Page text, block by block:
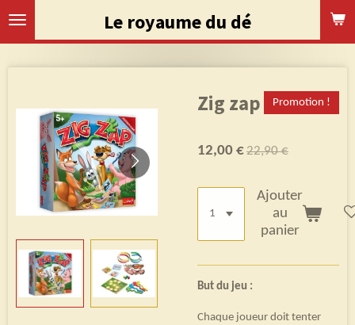
Passer
Le royaume du dé
Zig zap Promotion !
12,00 €22,90 €
Ajouter
au
panier
But du jeu :
Chaque joueur doit tenter